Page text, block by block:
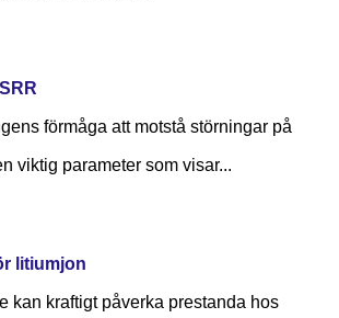
förmåga att motstå störningar på
viktig parameter som visar...
litiumjon
kan kraftigt påverka prestanda hos